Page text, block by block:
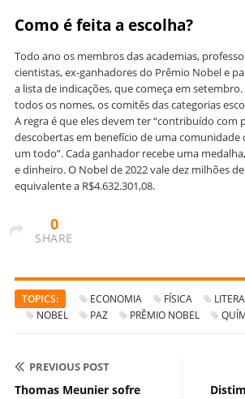
Como é feita a escolha?
Todo ano os membros das academias,
cientistas, ex-ganhadores do Prêmio Nobel e
a lista de indicações, que começa em
todos os nomes, os comitês das categorias
A regra é que eles devem ter “contribuído com
descobertas em benefício de uma
um todo”. Cada ganhador recebe uma
e dinheiro. O Nobel de 2022 vale dez milhões
equivalente a R$4.632.301,08.
0
SHARE
TOPICS: ECONOMIA FÍSICA
NOBEL
PAZ PRÊMIO NOBEL
PREVIOUS POST
Thomas Meunier sofre